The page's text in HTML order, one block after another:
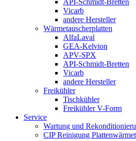
API-Schmidt-Bretten
Vicarb
andere Hersteller
Wärmetauscherplatten
AlfaLaval
GEA-Kelvion
APV-SPX
API-Schmidt-Bretten
Vicarb
andere Hersteller
Freikühler
Tischkühler
Freikühler V-Form
Service
Wartung und
CIP Reinigung